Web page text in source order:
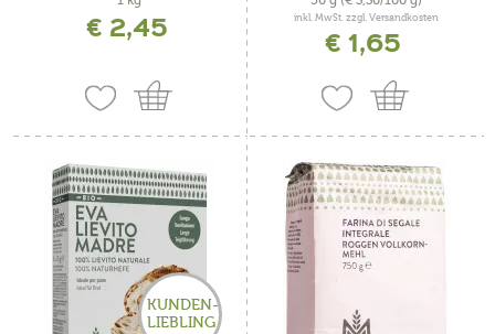
€ 2,45 inkl. MwSt. zzgl. Versandkosten
€ 1,65
KUNDEN-
LIEBLING